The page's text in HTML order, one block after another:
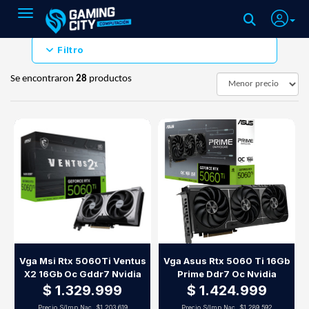
Toggle navigation
Filtro
Se encontraron 28 productos
Vga Msi Rtx 5060Ti Ventus
X2 16Gb Oc Gddr7 Nvidia
$ 1.329.999
Precio S/Imp.Nac. $1.203.619
Vga Asus Rtx 5060 Ti 16Gb
Prime Ddr7 Oc Nvidia
$ 1.424.999
Precio S/Imp.Nac. $1.289.592